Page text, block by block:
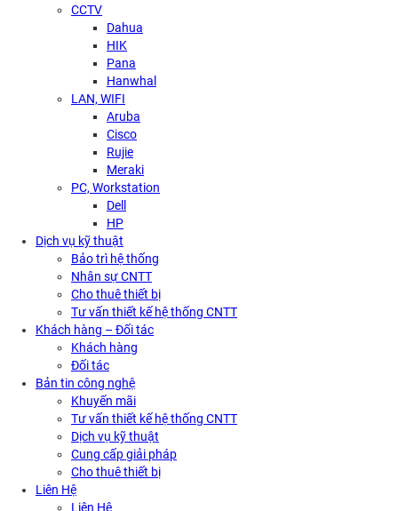
CCTV
Dahua
HIK
Pana
Hanwhal
LAN, WIFI
Aruba
Cisco
Rujie
Meraki
PC, Workstation
Dell
HP
Dịch vụ kỹ thuật
Bảo trì hệ thống
Nhân sự CNTT
Cho thuê thiết bị
Tư vấn thiết kế hệ thống CNTT
Khách hàng – Đối tác
Khách hàng
Đối tác
Bản tin công nghệ
Khuyến mãi
Tư vấn thiết kế hệ thống CNTT
Dịch vụ kỹ thuật
Cung cấp giải pháp
Cho thuê thiết bị
Liên Hệ
Liên Hệ